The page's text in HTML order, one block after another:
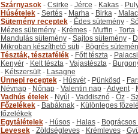
Szárnyasok- Csirke - Jérce - Kakas-
Húsételek- Sertés- Marha- Birka- Malac
Sütemény receptek- Édes sütemény-
Mézes sütemény- Krémes- Muffin - Torta
Mandulás sütemény- Sajtos sütemény-
Mikroban készíthető süti - Bögrés
Tészták, tésztafélék- Főtt tészta-
Kenyér- Kelt tészta- Vajastészta-
- Kétszersült- Lasagne
Ünnepi receptek- Húsvét- Pünkösd -
Névnap- Nőnap- Valentin nap-Advent-
Vadhús ételek- Nyúl - Vaddisznó- Őz-
Főzelékek- Babáknak- Különleges
főzelékek
Egytálételek- Húsos- Halas-
Levesek- Zöldségleves- Krémleves-